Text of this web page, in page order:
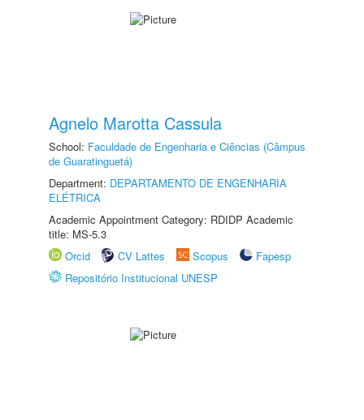
Agnelo Marotta Cassula
School: Faculdade de Engenharia e Ciências (Câmpus
de Guaratinguetá)
Department: DEPARTAMENTO DE ENGENHARIA
ELÉTRICA
Academic Appointment Category: RDIDP Academic
title: MS-5.3
Orcid
CV Lattes Scopus
Fapesp
Repositório Institucional UNESP